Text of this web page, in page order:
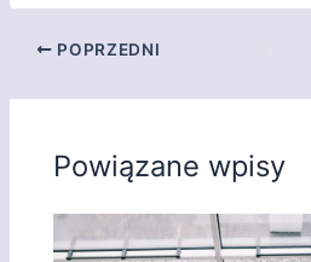
POPRZEDNI
Powiązane wpisy